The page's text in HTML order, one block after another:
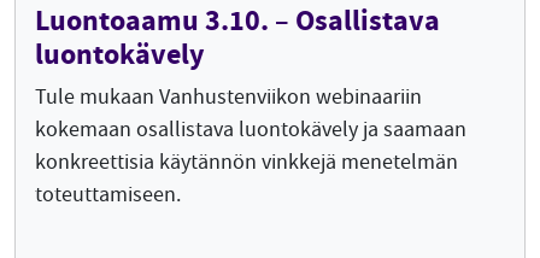
Luontoaamu 3.10. – Osallistava
luontokävely
Tule mukaan Vanhustenviikon webinaariin
kokemaan osallistava luontokävely ja saamaan
konkreettisia käytännön vinkkejä menetelmän
toteuttamiseen.